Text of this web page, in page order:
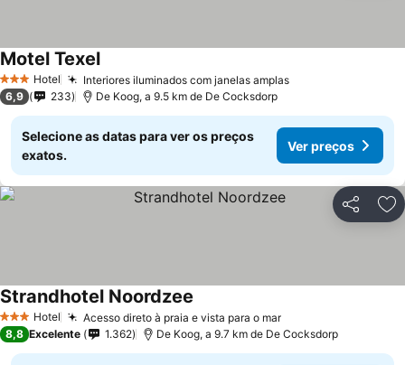
3 EstrelasHotel Interiores iluminados com janelas amplas
Motel Texel
6,9 233 De Koog, a 9.5 km de De Cocksdorp
Selecione as datas para ver os preços
exatos.
Ver preços
Partilhar
3 EstrelasHotel Acesso direto à praia e vista para o mar
Strandhotel Noordzee
8,8 Excelente 1.362 De Koog, a 9.7 km de De Cocksdorp